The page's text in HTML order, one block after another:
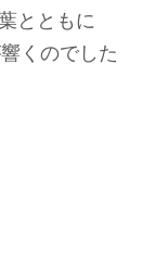
とともに
くのでした